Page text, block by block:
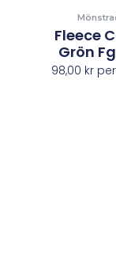
Fleece
Grön
98,00 kr